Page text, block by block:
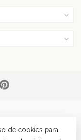
de cookies para